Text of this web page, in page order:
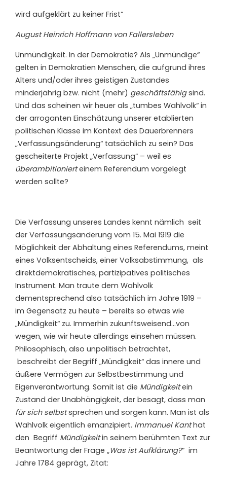
wird aufgeklärt zu keiner Frist“
August Heinrich Hoffmann von Fallersleben
Unmündigkeit. In der Demokratie? Als „Unmündige“
gelten in Demokratien Menschen, die aufgrund ihres
Alters und/oder ihres geistigen Zustandes
minderjährig bzw. nicht (mehr) geschäftsfähigsind.
Und das scheinen wir heuer als „tumbes Wahlvolk“ in
der arroganten Einschätzung unserer etablierten
politischen Klasse im Kontext des Dauerbrenners
„Verfassungsänderung“ tatsächlich zu sein? Das
gescheiterte Projekt „Verfassung“ – weil es
überambitionierteinem Referendum vorgelegt
werden sollte?
Die Verfassung unseres Landes kennt nämlich seit
der Verfassungsänderung vom 15. Mai 1919 die
Möglichkeit der Abhaltung eines Referendums, meint
eines Volksentscheids, einer Volksabstimmung, als
direktdemokratisches, partizipatives politisches
Instrument. Man traute dem Wahlvolk
dementsprechend also tatsächlich im Jahre 1919 –
im Gegensatz zu heute – bereits so etwas wie
„Mündigkeit“ zu. Immerhin zukunftsweisend…von
wegen, wie wir heute allerdings einsehen müssen.
Philosophisch, also unpolitisch betrachtet,
beschreibt der Begriff „Mündigkeit“ das innere und
äußere Vermögen zur Selbstbestimmung und
Eigenverantwortung. Somit ist die Mündigkeitein
Zustand der Unabhängigkeit, der besagt, dass man
für sich selbstsprechen und sorgen kann. Man ist als
Wahlvolk eigentlich emanzipiert. Immanuel Kanthat
den Begriff Mündigkeitin seinem berühmten Text zur
Beantwortung der Frage „Was ist Aufklärung?“ im
Jahre 1784 geprägt, Zitat: